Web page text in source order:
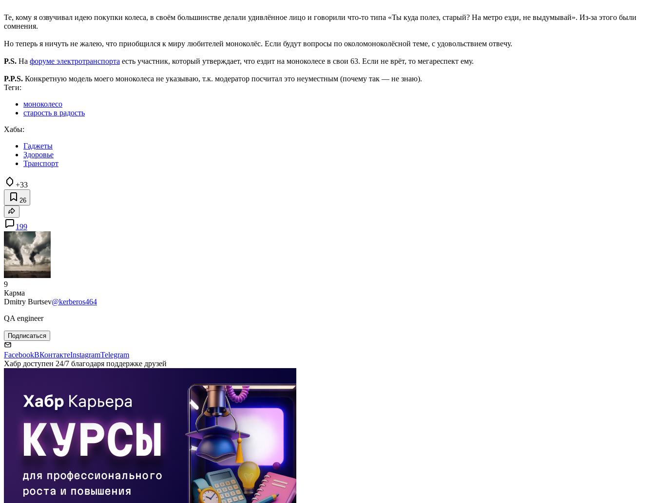
Те, кому я озвучивал идею покупки колеса, в своём большинстве делали удивлённое лицо и говорили что-то типа «Ты куда полез, старый? На метро езди, не выдумывай». Из-за этого были
сомнения.
Но теперь я ничуть не жалею, что приобщился к миру любителей моноколёс. Если будут вопросы по околомоноколёсной теме, с удовольствием отвечу.
P.S. На форуме электротранспорта есть участник, который утверждает, что ездит на моноколесе в свои 63. Если не врёт, то мегареспект ему.
P.P.S. Конкретную модель моего моноколеса не указываю, т.к. модератор посчитал это неуместным (почему так — не знаю).
Теги:
моноколесо
старость в радость
Хабы:
Гаджеты
Здоровье
Транспорт
+33
26
199
9
Карма
Dmitry Burtsev@kerberos464
QA engineer
Подписаться
FacebookВКонтактеInstagramTelegram
Хабр доступен 24/7 благодаря поддержке друзей